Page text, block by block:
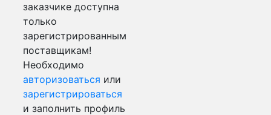
заказчике доступна
только
зарегистрированным
поставщикам!
Необходимо
авторизоваться или
зарегистрироваться
и заполнить профиль